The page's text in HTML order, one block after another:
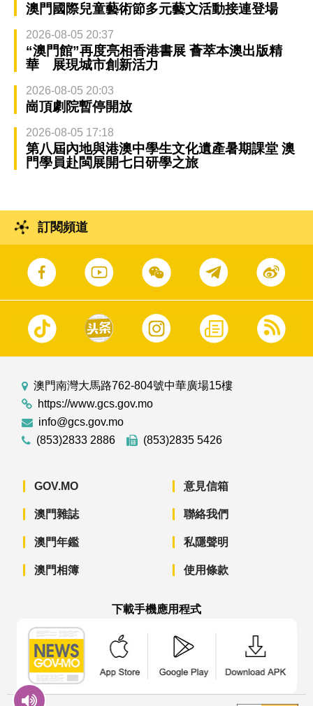
澳門國際兒童藝術節多元藝文活動接連登場
2026-08-05 20:37
“澳門館”再度亮相香港書展 薈萃本澳出版精
華 展現城市創新活力
2026-08-05 20:03
崗頂劇院暫停開放
2026-08-05 17:18
第八屆內地與港澳中學生文化遺產暑期課堂 澳
門學員赴閩展開七日研學之旅
訂閱頻道
澳門南灣大馬路762-804號中華廣場15樓
https://www.gcs.gov.mo
info@gcs.gov.mo
(853)2833 2886
(853)2835 5426
GOV.MO
澳門雜誌
澳門年鑑
澳門相簿
意見信箱
聯絡我們
私隱聲明
使用條款
下載手機應用程式